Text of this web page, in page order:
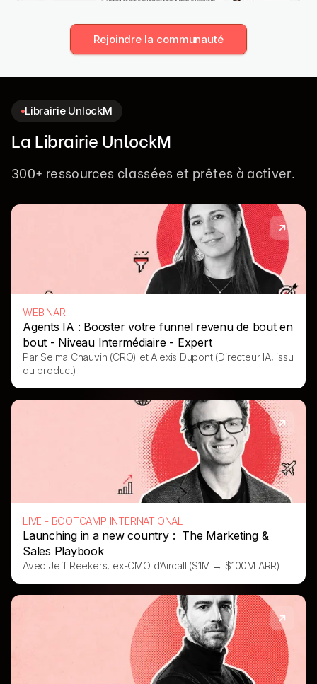
Rejoindre la communauté
Librairie UnlockM
La Librairie UnlockM
300+ ressources classées et prêtes à activer.
WEBINAR
Agents IA : Booster votre funnel revenu de bout en
bout - Niveau Intermédiaire - Expert
Par Selma Chauvin (CRO) et Alexis Dupont (Directeur IA, issu
du product)
LIVE - BOOTCAMP INTERNATIONAL
Launching in a new country : The Marketing &
Sales Playbook
Avec Jeff Reekers, ex-CMO d’Aircall ($1M → $100M ARR)